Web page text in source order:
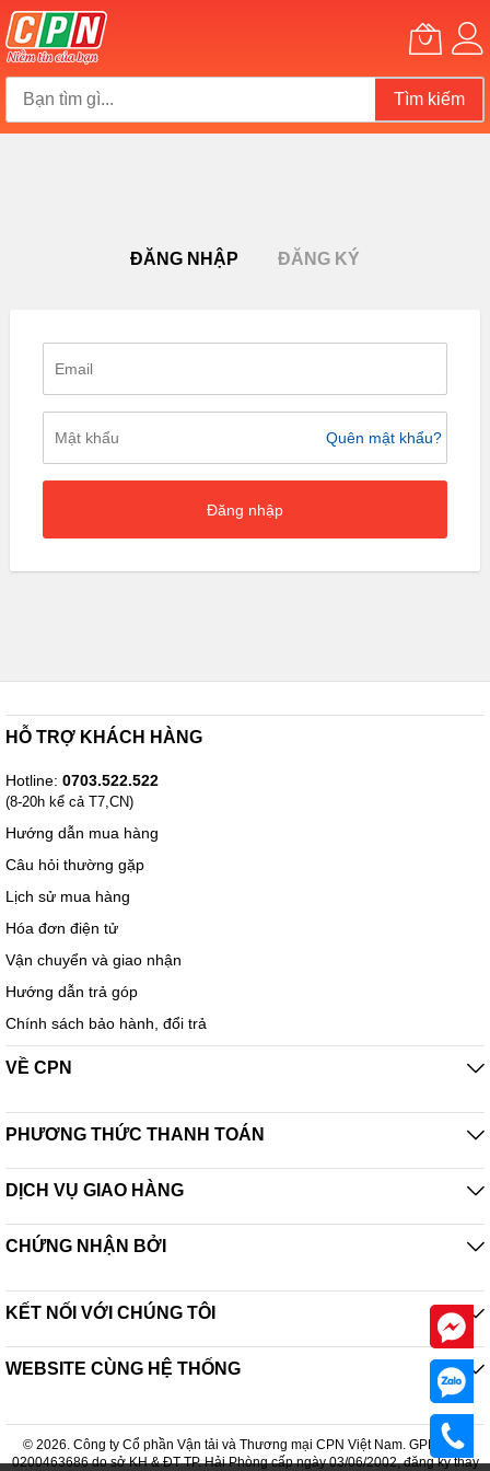
Tìm kiếm
ĐĂNG NHẬP ĐĂNG KÝ
Quên mật khẩu?
Đăng nhập
HỖ TRỢ KHÁCH HÀNG
Hotline: 0703.522.522
(8-20h kể cả T7,CN)
Hướng dẫn mua hàng
Câu hỏi thường gặp
Lịch sử mua hàng
Hóa đơn điện tử
Vận chuyển và giao nhận
Hướng dẫn trả góp
Chính sách bảo hành, đổi trả
VỀ CPN
PHƯƠNG THỨC THANH TOÁN
DỊCH VỤ GIAO HÀNG
CHỨNG NHẬN BỞI
KẾT NỐI VỚI CHÚNG TÔI
WEBSITE CÙNG HỆ THỐNG
© 2026. Công ty Cổ phần Vận tải và Thương mại CPN Việt Nam. GPDKKD:
0200463686 do sở KH & ĐT TP. Hải Phòng cấp ngày 03/06/2002, đăng ký thay